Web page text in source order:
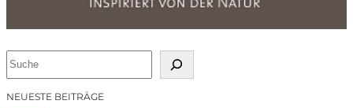
cNEUESTE BEITRÄGE